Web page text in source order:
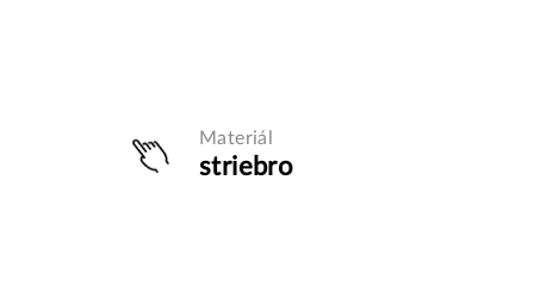
Materiál
striebro